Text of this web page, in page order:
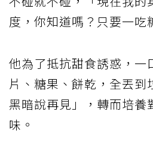
度，你知道嗎？只要一吃
他為了抵抗甜食誘惑，一
片、糖果、餅乾，全丟到
黑暗說再見」，轉而培養
味。